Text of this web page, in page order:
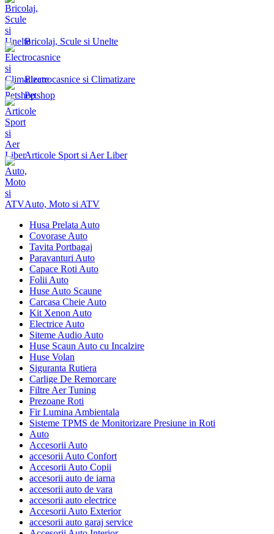
Bricolaj, Scule si Unelte
Electrocasnice si Climatizare
Petshop
Articole Sport si Aer Liber
Auto, Moto si ATV
Husa Prelata Auto
Covorase Auto
Tavita Portbagaj
Paravanturi Auto
Capace Roti Auto
Folii Auto
Huse Auto Scaune
Carcasa Cheie Auto
Kit Xenon Auto
Electrice Auto
Siteme Audio Auto
Huse Scaun Auto cu Incalzire
Huse Volan
Siguranta Rutiera
Carlige De Remorcare
Filtre Aer Tuning
Prezoane Roti
Fir Lumina Ambientala
Sisteme TPMS de Monitorizare Presiune in Roti
Auto
Accesorii Auto
accesorii Auto Confort
Accesorii Auto Copii
accesorii auto de iarna
accesorii auto de vara
accesorii auto electrice
Accesorii Auto Exterior
accesorii auto garaj service